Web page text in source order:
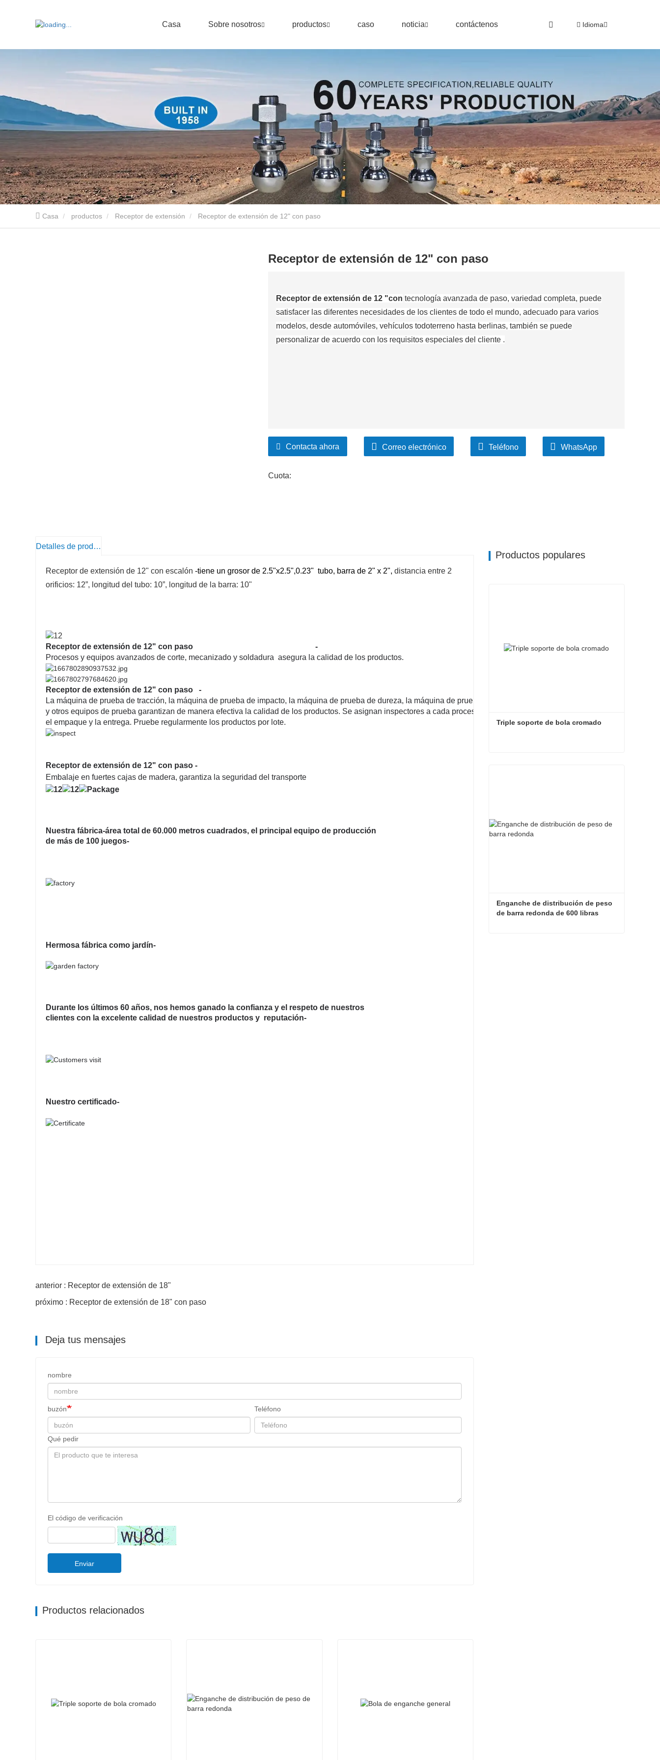
Casa Sobre nosotros productos caso noticia contáctenos Idioma
Casa productos Receptor de extensión Receptor de extensión de 12" con paso
Receptor de extensión de 12" con paso
Receptor de extensión de 12 "con tecnología avanzada de paso, variedad completa, puede
satisfacer las diferentes necesidades de los clientes de todo el mundo, adecuado para varios
modelos, desde automóviles, vehículos todoterreno hasta berlinas, también se puede
personalizar de acuerdo con los requisitos especiales del cliente .
Contacta ahora Correo electrónico Teléfono WhatsApp
Cuota:
Detalles de producto
Receptor de extensión de 12" con escalón -tiene un grosor de 2.5"x2.5",0.23" tubo, barra de 2" x 2", distancia entre 2
orificios: 12”, longitud del tubo: 10”, longitud de la barra: 10"
Receptor de extensión de 12" con paso
-
Procesos y equipos avanzados de corte, mecanizado y soldadura asegura la calidad de los productos.
Receptor de extensión de 12" con paso -
La máquina de prueba de tracción, la máquina de prueba de impacto, la máquina de prueba de dureza, la máquina de prueba de niebla salina, el detector de soldadura
y otros equipos de prueba garantizan de manera efectiva la calidad de los productos. Se asignan inspectores a cada proceso, desde la compra de materia prima hasta
el empaque y la entrega. Pruebe regularmente los productos por lote.
Receptor de extensión de 12" con paso -
Embalaje en fuertes cajas de madera, garantiza la seguridad del transporte
Nuestra fábrica-área total de 60.000 metros cuadrados, el principal equipo de producción
de más de 100 juegos-
Hermosa fábrica como jardín-
Durante los últimos 60 años, nos hemos ganado la confianza y el respeto de nuestros
clientes con la excelente calidad de nuestros productos y reputación-
Nuestro certificado-
anterior : Receptor de extensión de 18"
próximo : Receptor de extensión de 18" con paso
Deja tus mensajes
nombre
buzón Teléfono
Qué pedir
El código de verificación
Enviar
Productos relacionados
Productos populares
Triple soporte de bola cromado
Enganche de distribución de peso
de barra redonda de 600 libras